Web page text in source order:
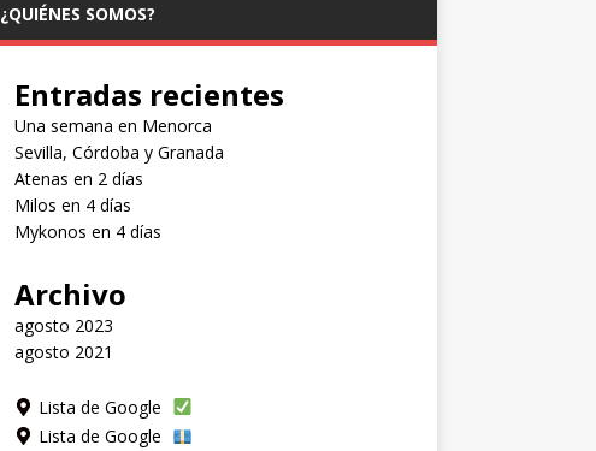
¿QUIÉNES SOMOS?
Entradas recientes
Una semana en Menorca
Sevilla, Córdoba y Granada
Atenas en 2 días
Milos en 4 días
Mykonos en 4 días
Archivo
agosto 2023
agosto 2021
Lista de Google
Lista de Google